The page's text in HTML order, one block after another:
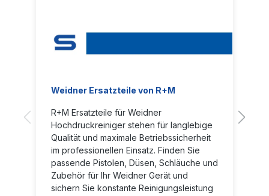
Weidner Ersatzteile von R+M
R+M Ersatzteile für Weidner
Hochdruckreiniger stehen für langlebige
Qualität und maximale Betriebssicherheit
im professionellen Einsatz. Finden Sie
passende Pistolen, Düsen, Schläuche und
Zubehör für Ihr Weidner Gerät und
sichern Sie konstante Reinigungsleistung